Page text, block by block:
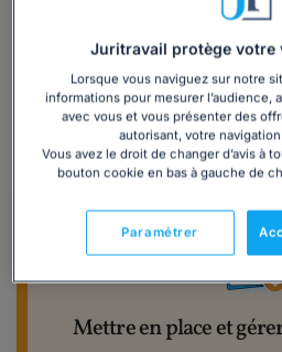
s'agit de faire respecter les
employeurs peuvent être
écueils, nos juristes en droit du
dossierspécialement conçu
travail de nuit au sein de votre
quotidien.
Mettre en place et
Juritravail protège votre
Lorsque vous naviguez sur notre
informations pour mesurer l’audience,
avec vous et vous présenter des
autorisant, votre
Vous avez le droit de changer d’avis à
bouton cookie en bas à gauche de
Paramétrer